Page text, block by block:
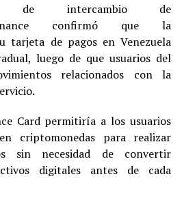
de intercambio de
confirmó que la
tarjeta de pagos en Venezuela
luego de que usuarios del
relacionados con la
Card permitiría a los usuarios
criptomonedas para realizar
sin necesidad de convertir
digitales antes de cada